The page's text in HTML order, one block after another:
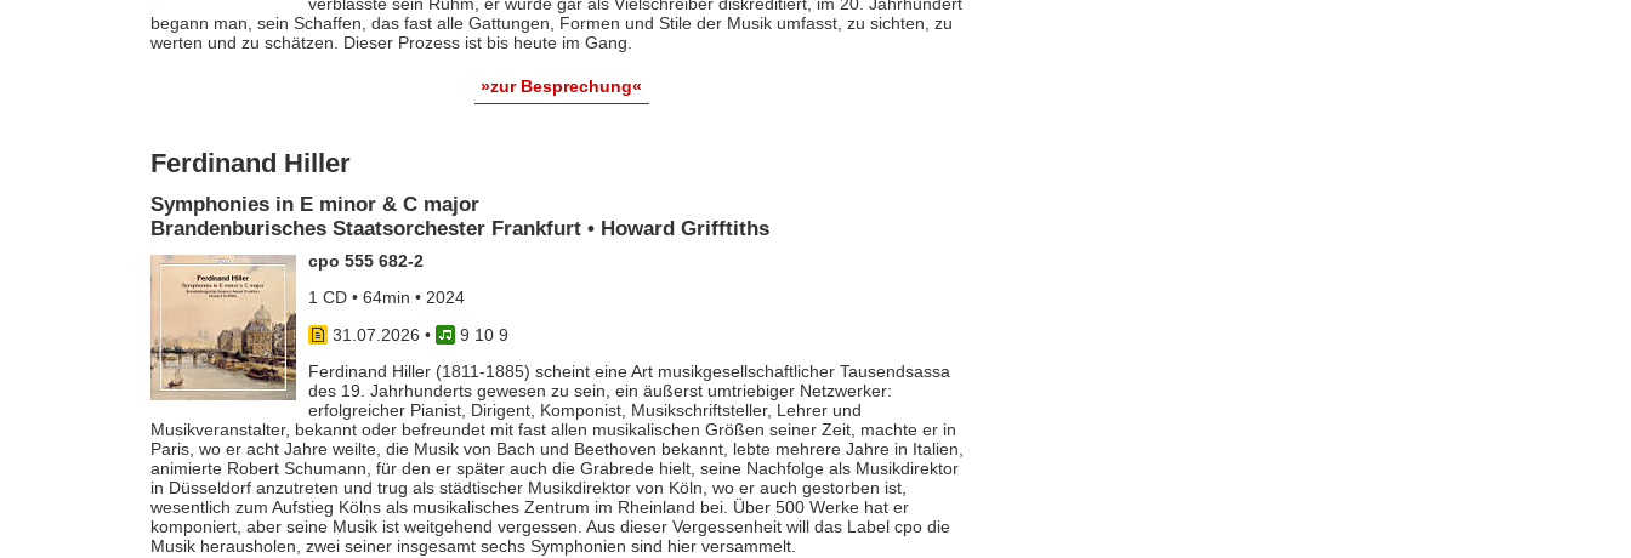
begann man, sein Schaffen, das fast alle Gattungen, Formen und Stile der Musik umfasst, zu sichten, zu
werten und zu schätzen. Dieser Prozess ist bis heute im Gang.
»zur Besprechung«
Ferdinand Hiller
Symphonies in E minor & C major
Brandenburisches Staatsorchester Frankfurt • Howard Grifftiths
cpo 555 682-2
1 CD • 64min • 2024
31.07.2026 •
9 10 9
Ferdinand Hiller (1811-1885) scheint eine Art musikgesellschaftlicher Tausendsassa
des 19. Jahrhunderts gewesen zu sein, ein äußerst umtriebiger Netzwerker:
erfolgreicher Pianist, Dirigent, Komponist, Musikschriftsteller, Lehrer und
Musikveranstalter, bekannt oder befreundet mit fast allen musikalischen Größen seiner Zeit, machte er in
Paris, wo er acht Jahre weilte, die Musik von Bach und Beethoven bekannt, lebte mehrere Jahre in Italien,
animierte Robert Schumann, für den er später auch die Grabrede hielt, seine Nachfolge als Musikdirektor
in Düsseldorf anzutreten und trug als städtischer Musikdirektor von Köln, wo er auch gestorben ist,
wesentlich zum Aufstieg Kölns als musikalisches Zentrum im Rheinland bei. Über 500 Werke hat er
komponiert, aber seine Musik ist weitgehend vergessen. Aus dieser Vergessenheit will das Label cpo die
Musik herausholen, zwei seiner insgesamt sechs Symphonien sind hier versammelt.